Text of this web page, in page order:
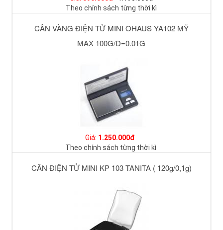
Theo chính sách từng thời kì
CÂN VÀNG ĐIỆN TỬ MINI OHAUS YA102 MỸ
MAX 100G/D=0.01G
Giá: 1.250.000đ
Theo chính sách từng thời kì
CÂN ĐIỆN TỬ MINI KP 103 TANITA ( 120g/0,1g)